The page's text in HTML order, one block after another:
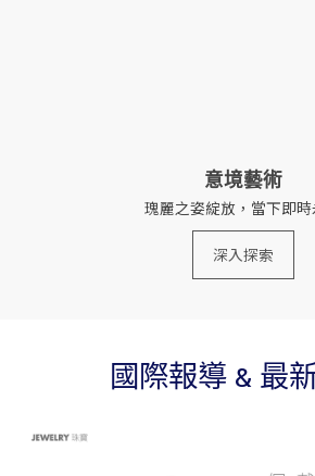
意境藝術
瑰麗之姿綻放，當下即時
深入探索
國際報導 & 最